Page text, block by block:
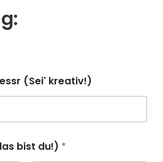
(Sei' kreativ!)
bist du!) *